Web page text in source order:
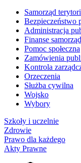
Samorząd
Bezpieczeństwo
Administracja
Finanse
Pomoc społeczna
Zamówienia
Kontrola
Orzeczenia
Służba cywilna
Wojsko
Wybory
Szkoły i uczelnie
Zdrowie
Prawo dla każdego
Akty Prawne